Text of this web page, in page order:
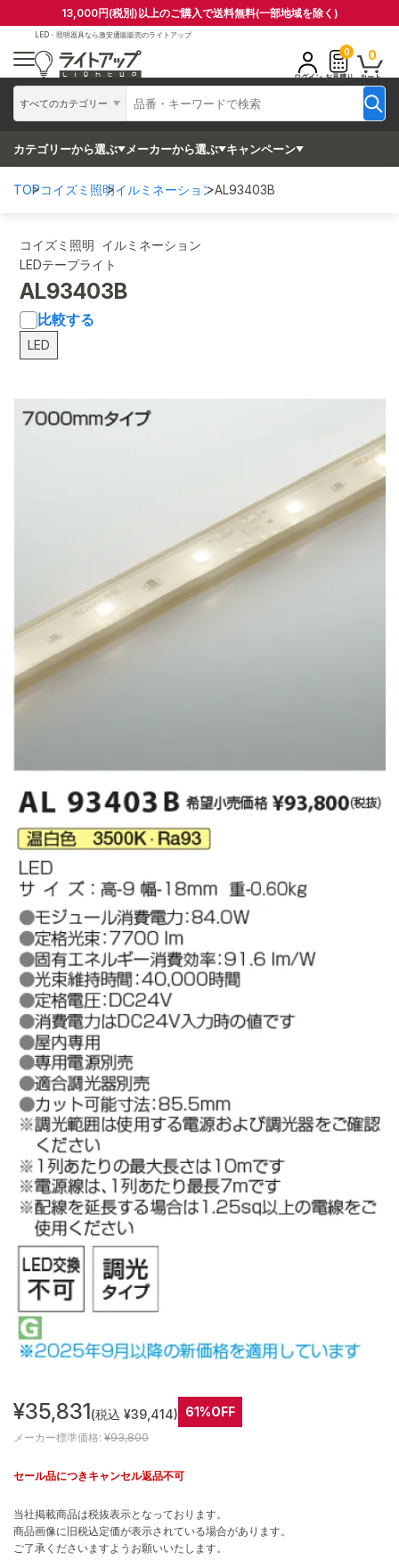
13,000円(税別)以上のご購入で送料無料(一部地域を除く)
LED・照明器具なら激安通販販売のライトアップ
すべてのカテゴリー
ログイン
0
お見積り
0
カート
カテゴリーから選ぶ メーカーから選ぶ キャンペーン
TOPコイズミ照明イルミネーションAL93403B
コイズミ照明 イルミネーション
LEDテープライト
AL93403B
比較する
LED
¥35,831(税込 ¥39,414) 61%OFF
メーカー標準価格: ¥93,800
セール品につきキャンセル返品不可
当社掲載商品は税抜表示となっております。
商品画像に旧税込定価が表示されている場合があります。
ご了承くださいますようお願いいたします。